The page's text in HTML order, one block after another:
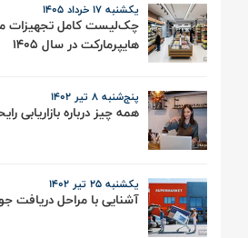
یکشنبه ۱۷ خرداد ۱۴۰۵
چک‌لیست کامل تجهیزات
هایپرمارکت در سال 1405
پنج‌شنبه 8 تیر ۱۴۰۲
همه چیز درباره بازاریابی
یکشنبه ۲5 تیر ۱۴۰۲
آشنایی با مراحل دریافت